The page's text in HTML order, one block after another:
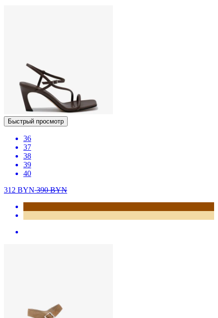
Быстрый просмотр
36
37
38
39
40
312 BYN390BYN